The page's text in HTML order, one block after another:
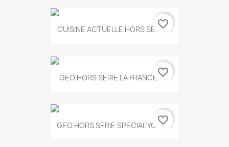
CUISINE ACTUELLE HORS SERIE...
favorite_border
GEO HORS SERIE LA FRANCE A...
favorite_border
GEO HORS SERIE SPECIAL YOGA...
favorite_border